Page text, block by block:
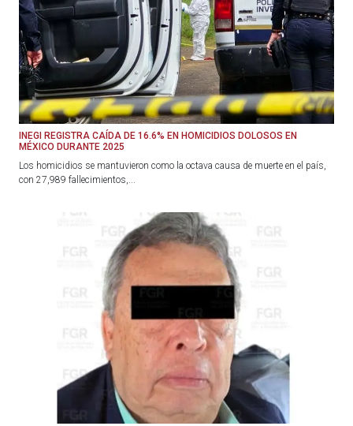
INEGI REGISTRA CAÍDA DE 16.6% EN HOMICIDIOS DOLOSOS EN
MÉXICO DURANTE 2025
Los homicidios se mantuvieron como la octava causa de muerte en el país,
con 27,989 fallecimientos,...